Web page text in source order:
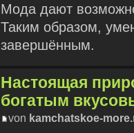
Мода дают
Таким образом,
завершённым.
Настоящая
богатым
von kamchatskoe-